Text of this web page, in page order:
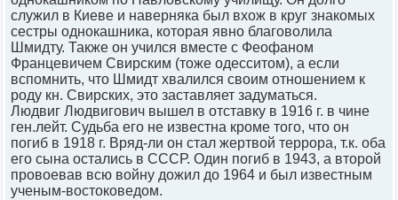
служил в Киеве и наверняка был вхож в круг знакомых
сестры однокашника, которая явно благоволила
Шмидту. Также он учился вместе с Феофаном
Францевичем Свирским (тоже одесситом), а если
вспомнить, что Шмидт хвалился своим отношением к
роду кн. Свирских, это заставляет задуматься.
Людвиг Людвигович вышел в отставку в 1916 г. в чине
ген.лейт. Судьба его не известна кроме того, что он
погиб в 1918 г. Вряд-ли он стал жертвой террора, т.к. оба
его сына остались в СССР. Один погиб в 1943, а второй
провоевав всю войну дожил до 1964 и был известным
ученым-востоковедом.